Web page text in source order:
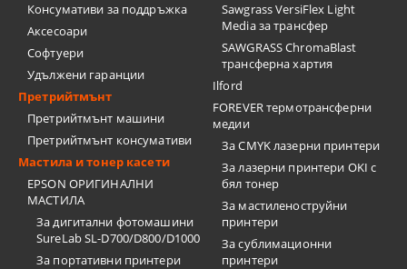
Консумативи за поддръжка
Аксесоари
Софтуери
Удължени гаранции
Претрийтмънт
Претрийтмънт машини
Претрийтмънт консумативи
Мастила и тонер касети
EPSON ОРИГИНАЛНИ
МАСТИЛА
За дигитални фотомашини
SureLab SL-D700/D800/D1000
За портативни принтери
Sawgrass VersiFlex Light
Media за трансфер
SAWGRASS ChromaBlast
трансферна хартия
Ilford
FOREVER термотрансферни
медии
За CMYK лазерни принтери
За лазерни принтери OKI с
бял тонер
За мастиленоструйни
принтери
За сублимационни
принтери